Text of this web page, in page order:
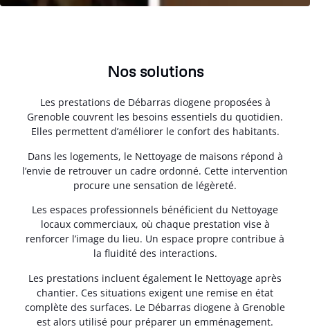
Nos solutions
Les prestations de Débarras diogene proposées à
Grenoble couvrent les besoins essentiels du quotidien.
Elles permettent d’améliorer le confort des habitants.
Dans les logements, le Nettoyage de maisons répond à
l’envie de retrouver un cadre ordonné. Cette intervention
procure une sensation de légèreté.
Les espaces professionnels bénéficient du Nettoyage
locaux commerciaux, où chaque prestation vise à
renforcer l’image du lieu. Un espace propre contribue à
la fluidité des interactions.
Les prestations incluent également le Nettoyage après
chantier. Ces situations exigent une remise en état
complète des surfaces. Le Débarras diogene à Grenoble
est alors utilisé pour préparer un emménagement.